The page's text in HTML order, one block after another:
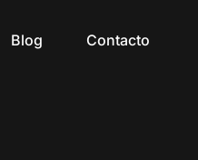
Blog Contacto